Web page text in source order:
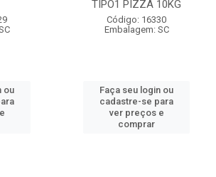
ou
TIPO1 PIZZA 10KG
Código: 16330
Embalagem: SC
Faça seu login ou
cadastre-se para
ver preços e
comprar